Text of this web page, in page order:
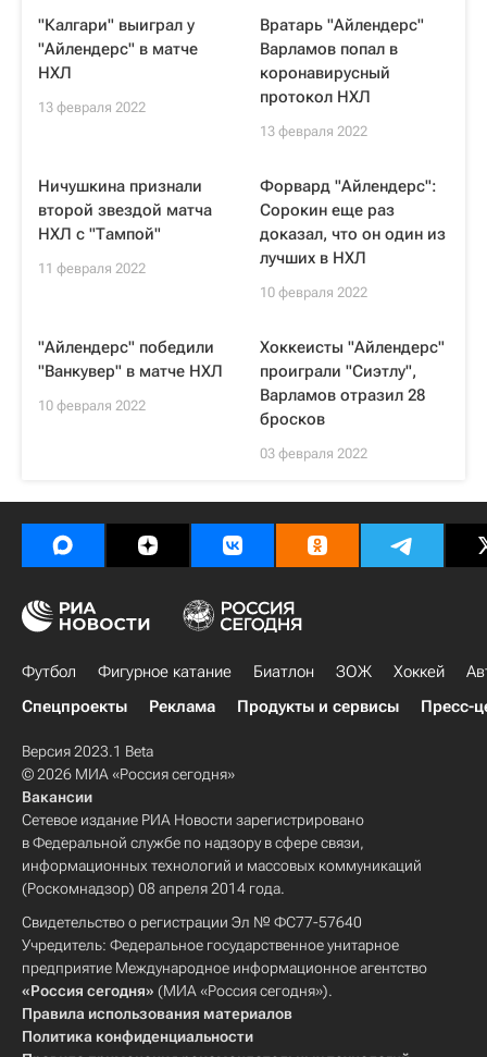
"Калгари" выиграл у
"Айлендерс" в матче
НХЛ
13 февраля 2022
Вратарь "Айлендерс"
Варламов попал в
коронавирусный
протокол НХЛ
13 февраля 2022
Ничушкина признали
второй звездой матча
НХЛ с "Тампой"
11 февраля 2022
Форвард "Айлендерс":
Сорокин еще раз
доказал, что он один из
лучших в НХЛ
10 февраля 2022
"Айлендерс" победили
"Ванкувер" в матче НХЛ
10 февраля 2022
Хоккеисты "Айлендерс"
проиграли "Сиэтлу",
Варламов отразил 28
бросков
03 февраля 2022
Футбол Фигурное катание Биатлон ЗОЖ Хоккей
Спецпроекты
Реклама Продукты и сервисы Пресс-
Версия 2023.1 Beta
© 2026 МИА «Россия сегодня»
Вакансии
Сетевое издание РИА Новости зарегистрировано
в Федеральной службе по надзору в сфере связи,
информационных технологий и массовых коммуникаций
(Роскомнадзор) 08 апреля 2014 года.
Свидетельство о регистрации Эл № ФС77-57640
Учредитель: Федеральное государственное унитарное
предприятие Международное информационное агентство
«Россия сегодня» (МИА «Россия сегодня»).
Правила использования материалов
Политика конфиденциальности